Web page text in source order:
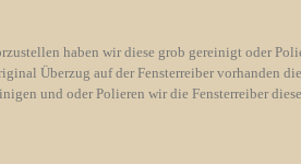
haben wir diese grob gereinigt oder
Überzug auf der Fensterreiber vorhanden
und oder Polieren wir die Fensterreiber